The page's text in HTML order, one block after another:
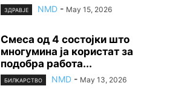
ЗДРАВЈЕ NMD - May 15, 2026
Смеса од 4 состојки што
многумина ја користат за
подобра работа...
БИЛКАРСТВО NMD - May 13, 2026